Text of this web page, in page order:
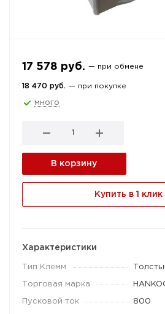
17 578 руб. — при обмене
18 470 руб. — при покупке
много
В корзину
Купить в 1 клик
Характеристики
Тип Клемм
Торговая марка
Пусковой ток 800